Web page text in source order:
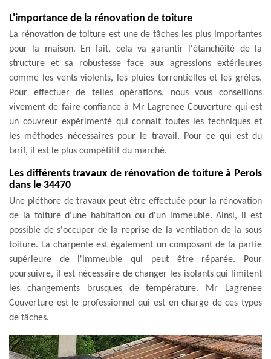
L'importance de la rénovation de toiture
La rénovation de toiture est une de tâches les plus importantes
pour la maison. En fait, cela va garantir l'étanchéité de la
structure et sa robustesse face aux agressions extérieures
comme les vents violents, les pluies torrentielles et les grêles.
Pour effectuer de telles opérations, nous vous conseillons
vivement de faire confiance à Mr Lagrenee Couverture qui est
un couvreur expérimenté qui connait toutes les techniques et
les méthodes nécessaires pour le travail. Pour ce qui est du
tarif, il est le plus compétitif du marché.
Les différents travaux de rénovation de toiture à Perols
dans le 34470
Une pléthore de travaux peut être effectuée pour la rénovation
de la toiture d'une habitation ou d'un immeuble. Ainsi, il est
possible de s'occuper de la reprise de la ventilation de la sous
toiture. La charpente est également un composant de la partie
supérieure de l'immeuble qui peut être réparée. Pour
poursuivre, il est nécessaire de changer les isolants qui limitent
les changements brusques de température. Mr Lagrenee
Couverture est le professionnel qui est en charge de ces types
de tâches.